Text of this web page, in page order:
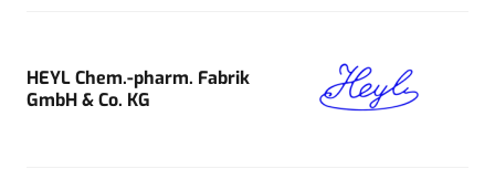
HEYL Chem.-pharm. Fabrik
GmbH & Co. KG